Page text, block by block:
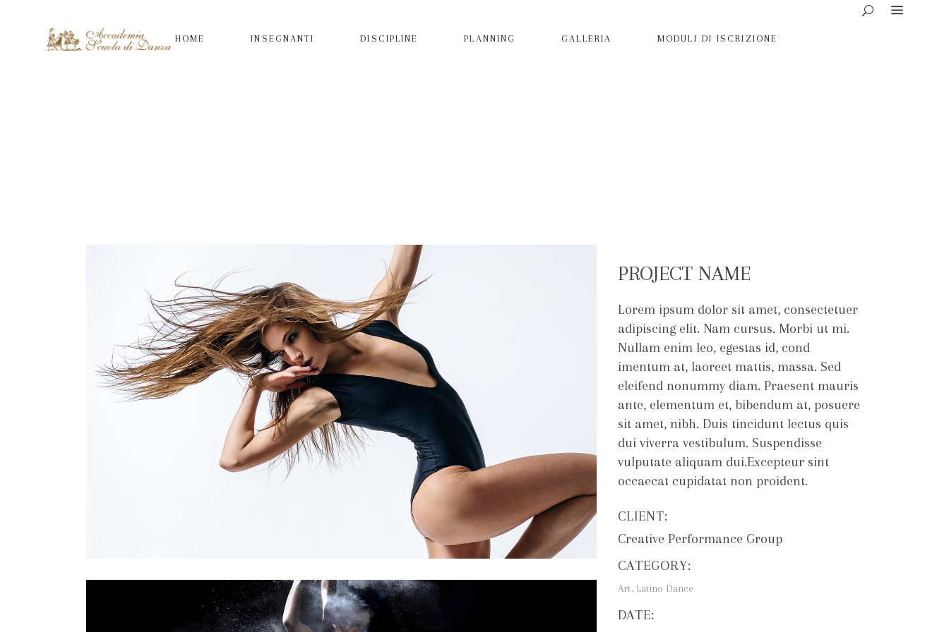
HOME INSEGNANTI DISCIPLINE PLANNING GALLERIA MODULI DI ISCRIZIONE
PROJECT NAME
Lorem ipsum dolor sit amet, consectetuer
adipiscing elit. Nam cursus. Morbi ut mi.
Nullam enim leo, egestas id, cond
imentum at, laoreet mattis, massa. Sed
eleifend nonummy diam. Praesent mauris
ante, elementum et, bibendum at, posuere
sit amet, nibh. Duis tincidunt lectus quis
dui viverra vestibulum. Suspendisse
vulputate aliquam dui.Excepteur sint
occaecat cupidatat non proident.
CLIENT:
Creative Performance Group
CATEGORY:
Art Latino Dance
DATE: